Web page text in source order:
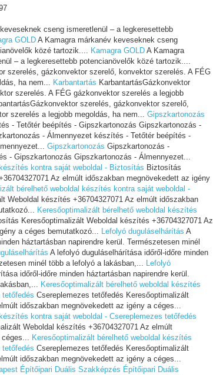
cseng ismeretlenül – a legkeresettebb
GOLDA Kamagra márkanév keveseknek cseng
közé tartozik.... Kamagra GOLD A Kamagra
– a legkeresettebb potencianövelők közé tartozik....
szerelés, gázkonvektor szerelő, konvektor szerelés. A FÉG
ha nem... Karbantartás KarbantartásGázkonvektor
szerelés. A FÉG gázkonvektor szerelés a legjobb
szerelés, gázkonvektor szerelő,
szerelés a legjobb megoldás, ha nem... Gipszkartonozás
- Tetőtér beépítés - Gipszkartonozás Gipszkartonozás -
- Álmennyezet készítés - Tetőtér beépítés -
Gipszkartonozás Gipszkartonozás -
- Gipszkartonozás Gipszkartonozás - Álmennyezet...
kontra saját weboldal - Biztosítás Biztosítás
Az elmúlt időszakban megnövekedett az igény
bérelhető weboldal készítés kontra saját weboldal -
Weboldal készítés +36704327071 Az elmúlt időszakban
Keresőoptimalizált bérelhető weboldal készítés
Keresőoptimalizált Weboldal készítés +36704327071 Az
a céges bemutatkozó... Lefolyó duguláselhárítás A
háztartásban napirendre kerül. Természetesen minél
A lefolyó duguláselhárítása időről-időre minden
minél több a lefolyó a lakásban,... Lefolyó
időről-időre minden háztartásban napirendre kerül.
Keresőoptimalizált bérelhető weboldal készítés
tetőfedés Csereplemezes tetőfedés Keresőoptimalizált
időszakban megnövekedett az igény a céges...
kontra saját weboldal - Csereplemezes tetőfedés
Weboldal készítés +36704327071 Az elmúlt
Keresőoptimalizált bérelhető weboldal készítés
tetőfedés Csereplemezes tetőfedés Keresőoptimalizált
időszakban megnövekedett az igény a céges...
Építőipari Duális Szakképzés Építőipari Duális